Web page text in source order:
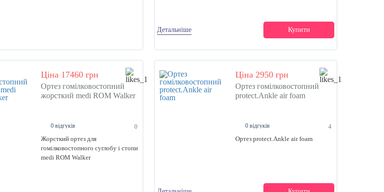
Детальніше Купити
Ціна 17460 грн
Ортез гомілковостопний
жорсткий medi ROM Walker
0 відгуків 0
Жорсткий ортез для
гомiлковостопного суглобу і стопи
medi ROM Walker
Ціна 2950 грн
Ортез гомілковостопний
protect.Ankle air foam
0 відгуків 4
Ортез protect.Ankle air foam